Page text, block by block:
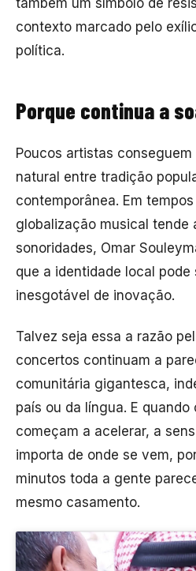
também um símbolo de
contexto marcado pelo
política.
Porque continua a
Poucos artistas
natural entre tradição
contemporânea. Em
globalização musical tende
sonoridades, Omar
que a identidade local pode
inesgotável de inovação.
Talvez seja essa a razão
concertos continuam a
comunitária gigantesca,
país ou da língua. E
começam a acelerar, a
importa de onde se vem,
minutos toda a gente
mesmo casamento.